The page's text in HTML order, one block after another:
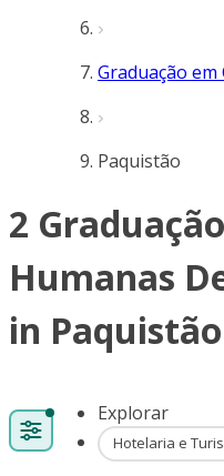
Graduação em
Paquistão
2
Humanas
in Paquistão
Explorar
Hotelaria e